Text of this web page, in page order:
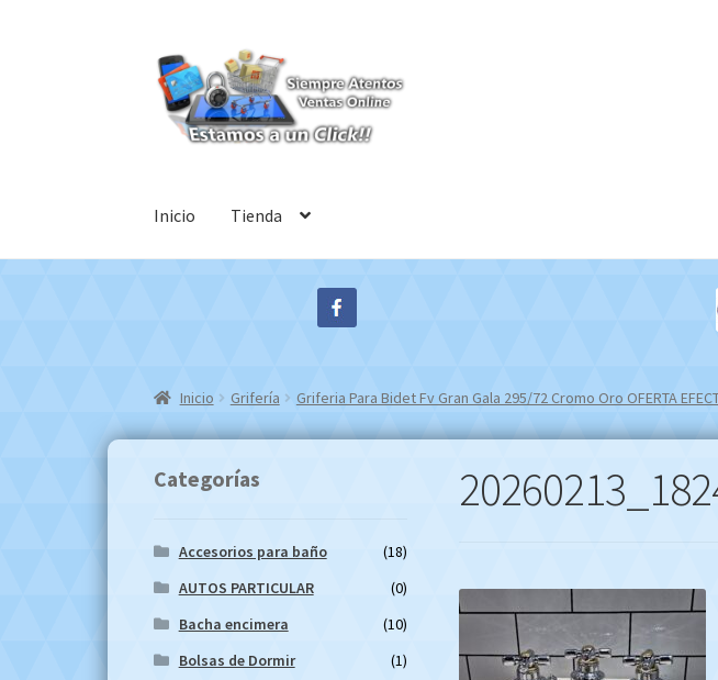
Ir
a
la
navegación
Ir
al
contenido
Inicio Tienda
Inicio Grifería Griferia Para Bidet Fv Gran Gala 295/72 Cromo Oro OFERTA
Categorías
Accesorios para baño
(18)
AUTOS PARTICULAR
(0)
Bacha encimera
(10)
Bolsas de Dormir
(1)